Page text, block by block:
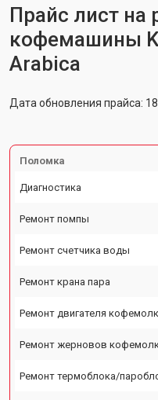
Прайс лист на
кофемашины
Arabica
Дата обновления прайса:
Поломка
Диагностика
Ремонт помпы
Ремонт счетчика воды
Ремонт крана пара
Ремонт двигателя
Ремонт жерновов
Ремонт термоблока/